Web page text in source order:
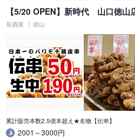
【5/20 OPEN】新時代 山口徳山
居酒屋 徳山
累計販売本数2.5億本超え★名物【伝串】
2001～3000円